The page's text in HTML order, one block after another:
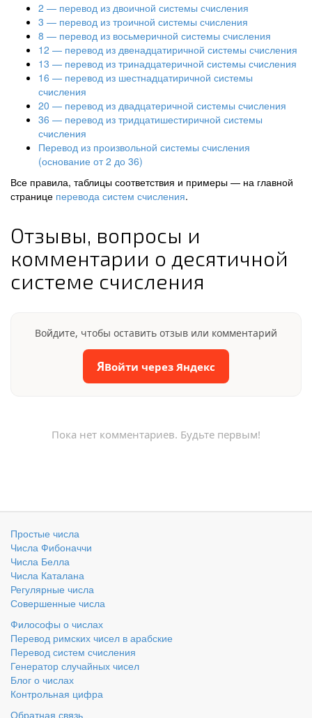
2 — перевод из двоичной системы счисления
3 — перевод из троичной системы счисления
8 — перевод из восьмеричной системы счисления
12 — перевод из двенадцатиричной системы счисления
13 — перевод из тринадцатеричной системы счисления
16 — перевод из шестнадцатиричной системы
счисления
20 — перевод из двадцатеричной системы счисления
36 — перевод из тридцатишестиричной системы
счисления
Перевод из произвольной системы счисления
(основание от 2 до 36)
Все правила, таблицы соответствия и примеры — на главной
странице перевода систем счисления.
Отзывы, вопросы и
комментарии о десятичной
системе счисления
Войдите, чтобы оставить отзыв или комментарий
ЯВойти через Яндекс
Пока нет комментариев. Будьте первым!
Простые числа
Числа Фибоначчи
Числа Белла
Числа Каталана
Регулярные числа
Совершенные числа
Философы о числах
Перевод римских чисел в арабские
Перевод систем счисления
Генератор случайных чисел
Блог о числах
Контрольная цифра
Обратная связь